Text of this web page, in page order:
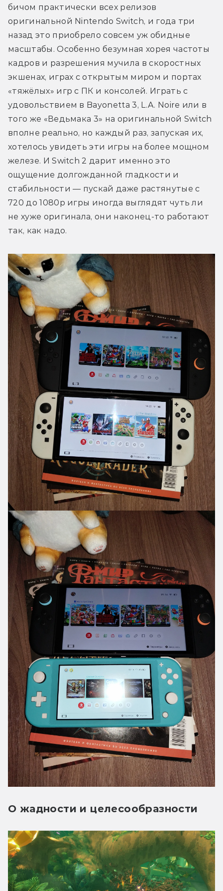
бичом практически всех релизов
оригинальной Nintendo Switch, и года три
назад это приобрело совсем уж обидные
масштабы. Особенно безумная хорея частоты
кадров и разрешения мучила в скоростных
экшенах, играх с открытым миром и портах
«тяжёлых» игр с ПК и консолей. Играть с
удовольствием в Bayonetta 3, L.A. Noire или в
того же «Ведьмака 3» на оригинальной Switch
вполне реально, но каждый раз, запуская их,
хотелось увидеть эти игры на более мощном
железе. И Switch 2 дарит именно это
ощущение долгожданной гладкости и
стабильности — пускай даже растянутые с
720 до 1080p игры иногда выглядят чуть ли
не хуже оригинала, они наконец-то работают
так, как надо.
О жадности и целесообразности